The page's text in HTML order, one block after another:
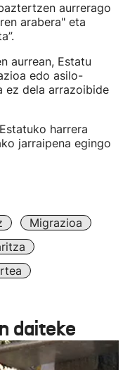
aurrerago
arabera" eta
aurrean, Estatu
edo asilo-
ez dela arrazoibide
harrera
jarraipena egingo
Migrazioa
daiteke